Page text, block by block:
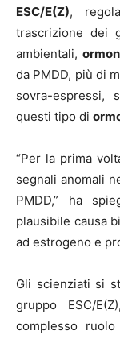
ESC/E(Z),
trascrizione dei
ambientali,
da PMDD, più di
sovra-espressi,
questi tipo di
“Per la prima
segnali anomali
PMDD,” ha
plausibile causa
ad estrogeno e
Gli scienziati si
gruppo ESC/
complesso